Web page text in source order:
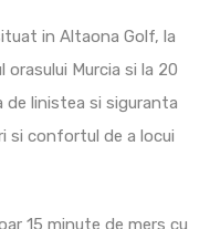
in Altaona Golf, la
Murcia si la 20
de linistea si siguranta
si confortul de a locui
15 minute de mers cu